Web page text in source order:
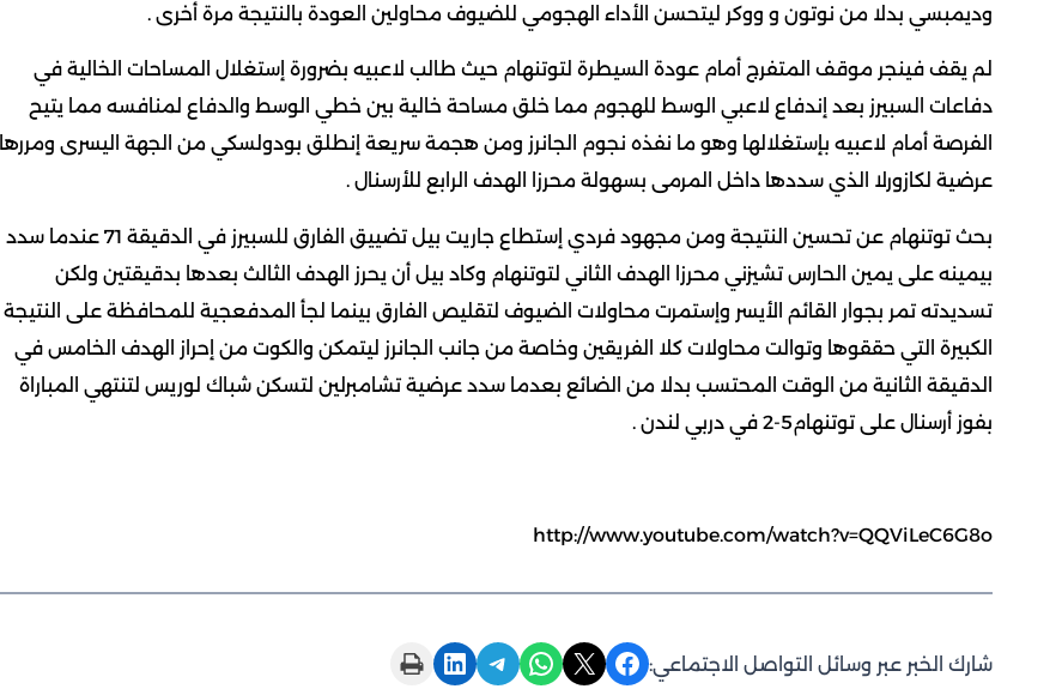
وديمبسي بدلا من نوتون و ووكر ليتحسن الأداء الهجومي للضيوف محاولين العودة بالنتيجة مرة أخرى .
لم يقف فينجر موقف المتفرج أمام عودة السيطرة لتوتنهام حيث طالب لاعبيه بضرورة إستغلال المساحات الخالية في
دفاعات السبيرز بعد إندفاع لاعبي الوسط للهجوم مما خلق مساحة خالية بين خطي الوسط والدفاع لمنافسه مما يتيح
الفرصة أمام لاعبيه بإستغلالها وهو ما نفذه نجوم الجانرز ومن هجمة سريعة إنطلق بودولسكي من الجهة اليسرى ومررها
عرضية لكازورلا الذي سددها داخل المرمى بسهولة محرزا الهدف الرابع للأرسنال .
بحث توتنهام عن تحسين النتيجة ومن مجهود فردي إستطاع جاريت بيل تضييق الفارق للسبيرز في الدقيقة 71 عندما سدد
بيمينه على يمين الحارس تشيزني محرزا الهدف الثاني لتوتنهام وكاد بيل أن يحرز الهدف الثالث بعدها بدقيقتين ولكن
تسديدته تمر بجوار القائم الأيسر وإستمرت محاولات الضيوف لتقليص الفارق بينما لجأ المدفعجية للمحافظة على النتيجة
الكبيرة التي حققوها وتوالت محاولات كلا الفريقين وخاصة من جانب الجانرز ليتمكن والكوت من إحراز الهدف الخامس في
الدقيقة الثانية من الوقت المحتسب بدلا من الضائع بعدما سدد عرضية تشامبرلين لتسكن شباك لوريس لتنتهي المباراة
بفوز أرسنال على توتنهام5-2 في دربي لندن .
http://www.youtube.com/watch?v=QQViLeC6G8o
شارك الخبر عبر وسائل التواصل الاجتماعي: Share on Facebook
Share on X
Share on WhatsApp
Share on Telegram
Share on LinkedIn
Print this Page